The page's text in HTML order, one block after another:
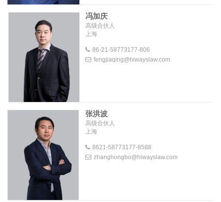
冯加庆
高级合伙人
上海
86-21-58773177-806
fengjiaqing@hiwayslaw.com
张洪波
高级合伙人
上海
8621-58773177-8588
zhanghongbo@hiwayslaw.com